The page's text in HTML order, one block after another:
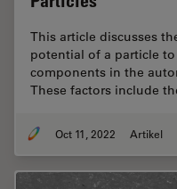
This article discusses
potential of a particle
components in the
These factors include
Oct 11, 2022 Artikel